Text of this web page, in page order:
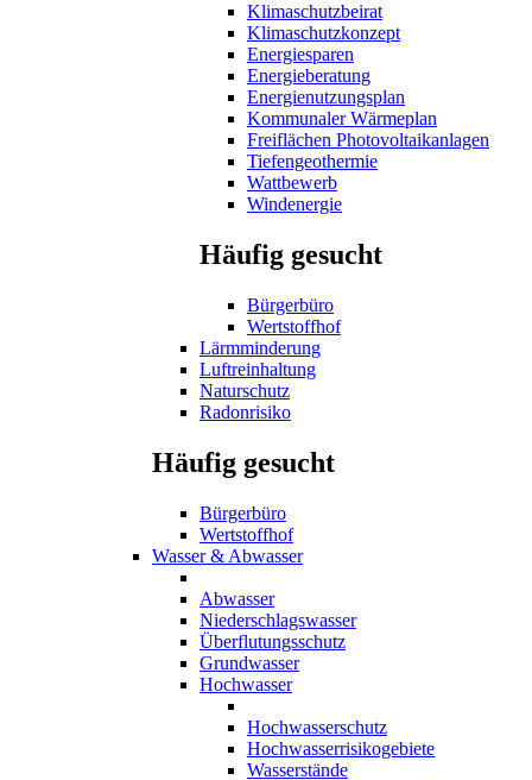
Klimaschutzbeirat
Klimaschutzkonzept
Energiesparen
Energieberatung
Energienutzungsplan
Kommunaler Wärmeplan
Freiflächen Photovoltaikanlagen
Tiefengeothermie
Wattbewerb
Windenergie
Häufig gesucht
Bürgerbüro
Wertstoffhof
Lärmminderung
Luftreinhaltung
Naturschutz
Radonrisiko
Häufig gesucht
Bürgerbüro
Wertstoffhof
Wasser & Abwasser
Abwasser
Niederschlagswasser
Überflutungsschutz
Grundwasser
Hochwasser
Hochwasserschutz
Hochwasserrisikogebiete
Wasserstände